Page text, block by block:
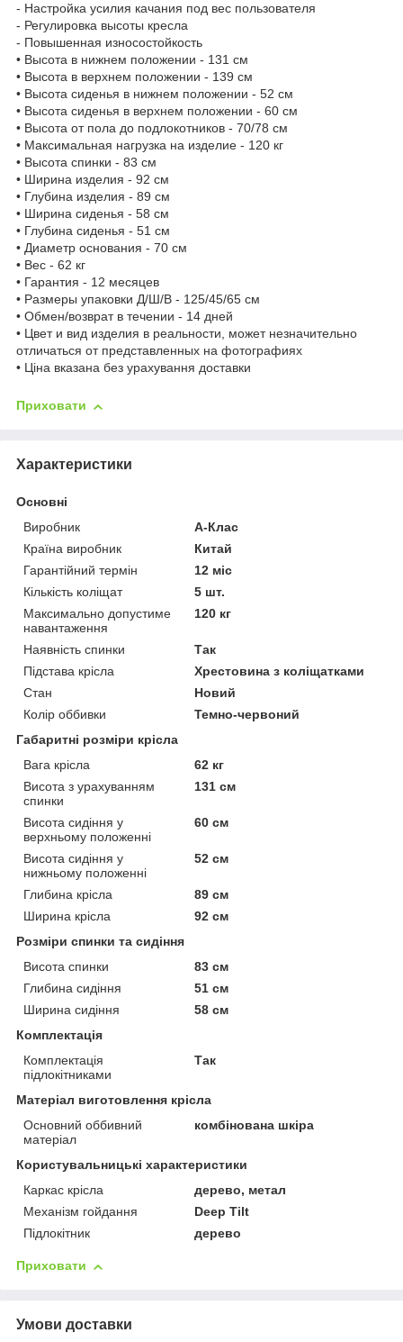
- Настройка усилия качания под вес пользователя
- Регулировка высоты кресла
- Повышенная износостойкость
• Высота в нижнем положении - 131 см
• Высота в верхнем положении - 139 см
• Высота сиденья в нижнем положении - 52 см
• Высота сиденья в верхнем положении - 60 см
• Высота от пола до подлокотников - 70/78 см
• Максимальная нагрузка на изделие - 120 кг
• Высота спинки - 83 см
• Ширина изделия - 92 см
• Глубина изделия - 89 см
• Ширина сиденья - 58 см
• Глубина сиденья - 51 см
• Диаметр основания - 70 см
• Вес - 62 кг
• Гарантия - 12 месяцев
• Размеры упаковки Д/Ш/В - 125/45/65 см
• Обмен/возврат в течении - 14 дней
• Цвет и вид изделия в реальности, может незначительно
отличаться от представленных на фотографиях
• Ціна вказана без урахування доставки
Приховати
Характеристики
Основні
Виробник
А-Клас
Країна виробник
Китай
Гарантійний термін
12 міс
Кількість коліщат
5 шт.
Максимально допустиме
навантаження
120 кг
Наявність спинки
Так
Підстава крісла
Хрестовина з коліщатками
Стан
Новий
Колір оббивки
Темно-червоний
Габаритні розміри крісла
Вага крісла
62 кг
Висота з урахуванням
спинки
131 см
Висота сидіння у
верхньому положенні
60 см
Висота сидіння у
нижньому положенні
52 см
Глибина крісла
89 см
Ширина крісла
92 см
Розміри спинки та сидіння
Висота спинки
83 см
Глибина сидіння
51 см
Ширина сидіння
58 см
Комплектація
Комплектація
підлокітниками
Так
Матеріал виготовлення крісла
Основний оббивний
матеріал
комбінована шкіра
Користувальницькі характеристики
Каркас крісла
дерево, метал
Механізм гойдання
Deep Tilt
Підлокітник
дерево
Приховати
Умови доставки